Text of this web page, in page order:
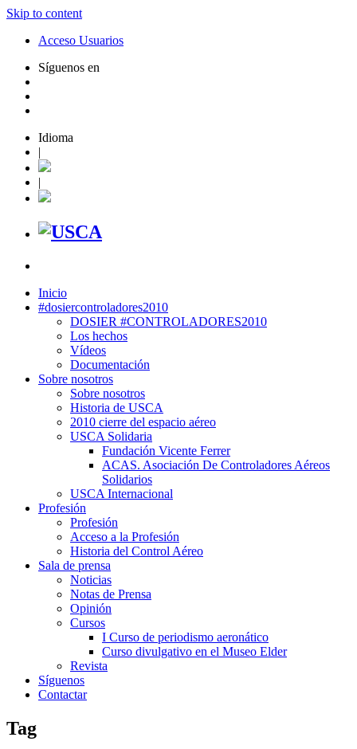
Skip to content
Acceso Usuarios
Síguenos en
Idioma
|
|
Inicio
#dosiercontroladores2010
DOSIER #CONTROLADORES2010
Los hechos
Vídeos
Documentación
Sobre nosotros
Sobre nosotros
Historia de USCA
2010 cierre del espacio aéreo
USCA Solidaria
Fundación Vicente Ferrer
ACAS. Asociación De Controladores Aéreos
Solidarios
USCA Internacional
Profesión
Profesión
Acceso a la Profesión
Historia del Control Aéreo
Sala de prensa
Noticias
Notas de Prensa
Opinión
Cursos
I Curso de periodismo aeronático
Curso divulgativo en el Museo Elder
Revista
Síguenos
Contactar
Tag